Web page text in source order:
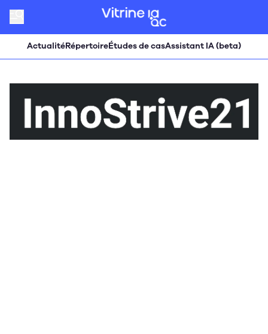
ActualitéRépertoireÉtudes de casAssistant IA (beta)